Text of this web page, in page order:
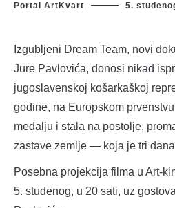
Portal ArtKvart 5.
Izgubljeni Dream Team, novi
Jure Pavlovića, donosi nikad
jugoslavenskoj košarkaškoj
godine, na Europskom
medalju i stala na postolje,
zastave zemlje — koja je tri
Posebna projekcija filma u Art-
5. studenog, u 20 sati, uz